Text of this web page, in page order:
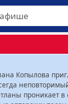
Копылова
проникает в